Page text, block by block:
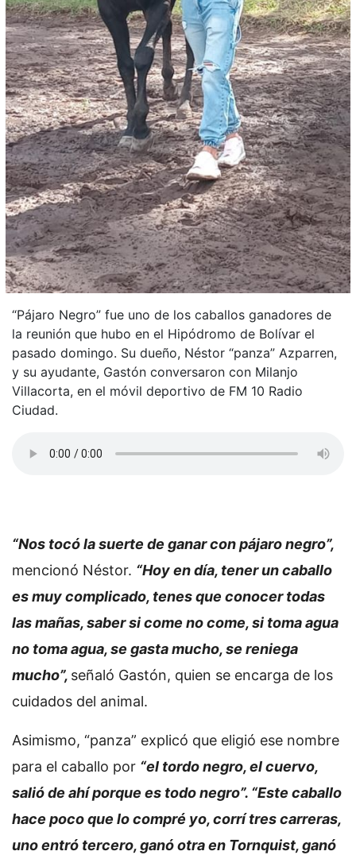
“Pájaro Negro” fue uno de los caballos ganadores de
la reunión que hubo en el Hipódromo de Bolívar el
pasado domingo. Su dueño, Néstor “panza” Azparren,
y su ayudante, Gastón conversaron con Milanjo
Villacorta, en el móvil deportivo de FM 10 Radio
Ciudad.
“Nos tocó la suerte de ganar con pájaro negro”,
mencionó Néstor. “Hoy en día, tener un caballo
es muy complicado, tenes que conocer todas
las mañas, saber si come no come, si toma agua
no toma agua, se gasta mucho, se reniega
mucho”, señaló Gastón, quien se encarga de los
cuidados del animal.
Asimismo, “panza” explicó que eligió ese nombre
para el caballo por “el tordo negro, el cuervo,
salió de ahí porque es todo negro”. “Este caballo
hace poco que lo compré yo, corrí tres carreras,
uno entró tercero, ganó otra en Tornquist, ganó